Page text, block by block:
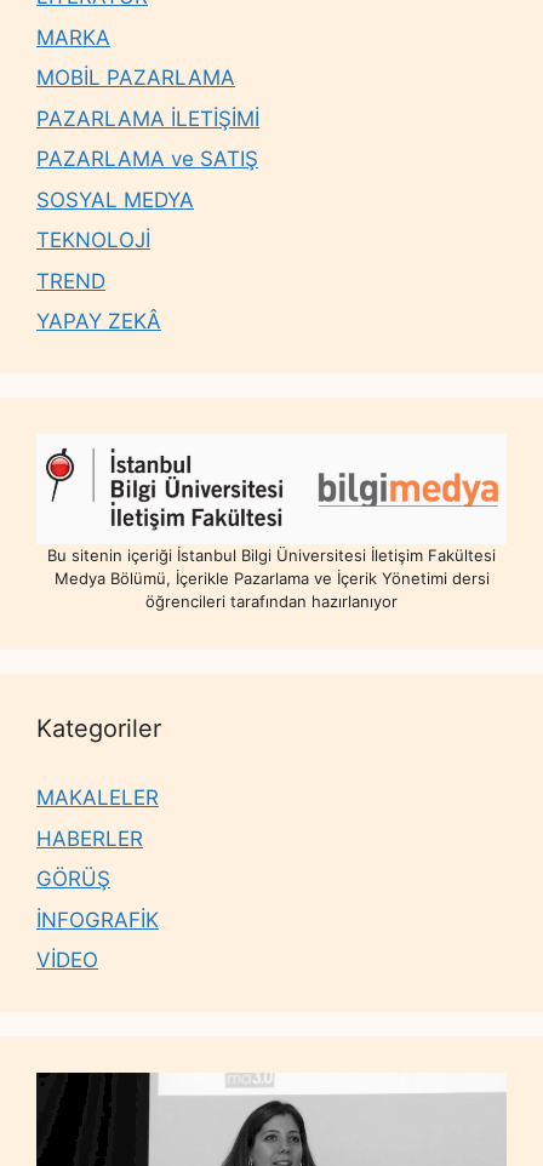
MARKA
MOBİL PAZARLAMA
PAZARLAMA İLETİŞİMİ
PAZARLAMA ve SATIŞ
SOSYAL MEDYA
TEKNOLOJİ
TREND
YAPAY ZEKÂ
Bu sitenin içeriği İstanbul Bilgi Üniversitesi İletişim Fakültesi
Medya Bölümü, İçerikle Pazarlama ve İçerik Yönetimi dersi
öğrencileri tarafından hazırlanıyor
Kategoriler
MAKALELER
HABERLER
GÖRÜŞ
İNFOGRAFİK
VİDEO